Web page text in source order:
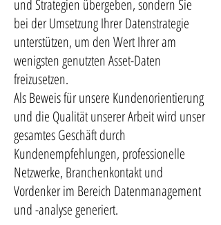
und Strategien übergeben, sondern Sie
bei der Umsetzung Ihrer Datenstrategie
unterstützen, um den Wert Ihrer am
wenigsten genutzten Asset-Daten
freizusetzen.
Als Beweis für unsere Kundenorientierung
und die Qualität unserer Arbeit wird unser
gesamtes Geschäft durch
Kundenempfehlungen, professionelle
Netzwerke, Branchenkontakt und
Vordenker im Bereich Datenmanagement
und -analyse generiert.